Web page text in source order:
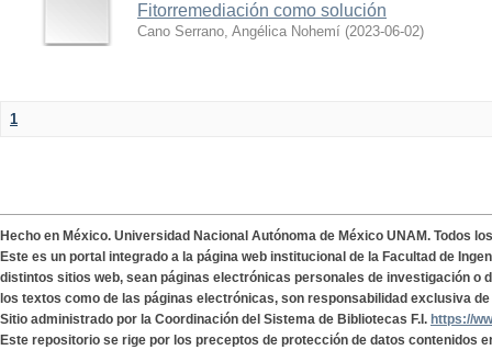
Fitorremediación como solución
Cano Serrano, Angélica Nohemí (2023-06-02)
1
Hecho en México. Universidad Nacional Autónoma de México UNAM. Todos
Este es un portal integrado a la página web institucional de la Facultad de
distintos sitios web, sean páginas electrónicas personales de investigación o
los textos como de las páginas electrónicas, son responsabilidad exclusiva
Sitio administrado por la Coordinación del Sistema de Bibliotecas F.I. https://
Este repositorio se rige por los preceptos de protección de datos contenidos